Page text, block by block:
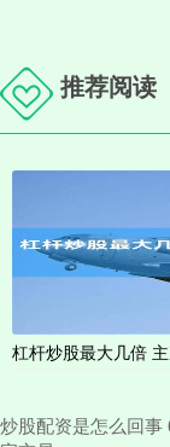
推荐阅读
杠杆炒股最大几倍
炒股配资是怎么回事